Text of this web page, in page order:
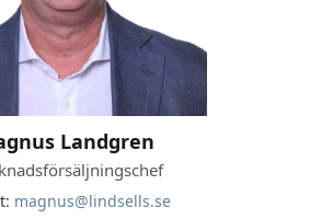
Landgren
magnus@lindsells.se